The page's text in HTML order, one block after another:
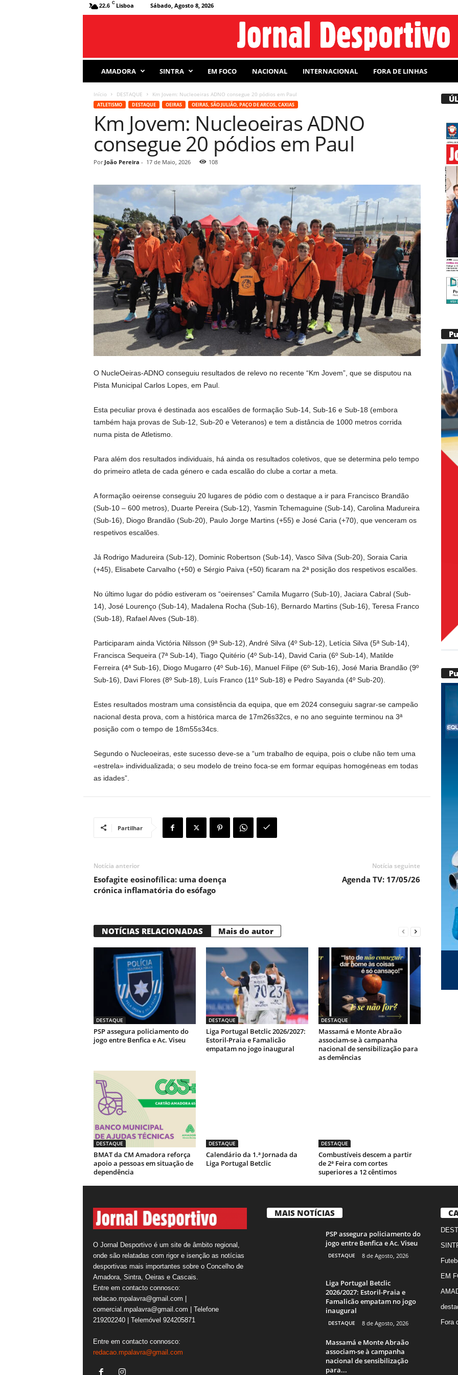
22.6 C Lisboa Sábado, Agosto 8, 2026
r
AMADORA SINTRA EM FOCO NACIONAL INTERNACIONAL FORA DE LINHAS
Início DESTAQUE Km Jovem: Nucleoeiras ADNO consegue 20 pódios em Paul
ATLETISMO DESTAQUE OEIRAS OEIRAS, SÃO JULIÃO, PAÇO DE ARCOS, CAXIAS
Km Jovem: Nucleoeiras ADNO
consegue 20 pódios em Paul
Por João Pereira - 17 de Maio, 2026 108
O NucleOeiras-ADNO conseguiu resultados de relevo no recente “Km Jovem”, que se disputou na
Pista Municipal Carlos Lopes, em Paul.
Esta peculiar prova é destinada aos escalões de formação Sub-14, Sub-16 e Sub-18 (embora
também haja provas de Sub-12, Sub-20 e Veteranos) e tem a distância de 1000 metros corrida
numa pista de Atletismo.
Para além dos resultados individuais, há ainda os resultados coletivos, que se determina pelo tempo
do primeiro atleta de cada género e cada escalão do clube a cortar a meta.
A formação oeirense conseguiu 20 lugares de pódio com o destaque a ir para Francisco Brandão
(Sub-10 – 600 metros), Duarte Pereira (Sub-12), Yasmin Tchemaguine (Sub-14), Carolina Madureira
(Sub-16), Diogo Brandão (Sub-20), Paulo Jorge Martins (+55) e José Caria (+70), que venceram os
respetivos escalões.
Já Rodrigo Madureira (Sub-12), Dominic Robertson (Sub-14), Vasco Silva (Sub-20), Soraia Caria
(+45), Elisabete Carvalho (+50) e Sérgio Paiva (+50) ficaram na 2ª posição dos respetivos escalões.
No último lugar do pódio estiveram os “oeirenses” Camila Mugarro (Sub-10), Jaciara Cabral (Sub-
14), José Lourenço (Sub-14), Madalena Rocha (Sub-16), Bernardo Martins (Sub-16), Teresa Franco
(Sub-18), Rafael Alves (Sub-18).
Participaram ainda Victória Nilsson (9ª Sub-12), André Silva (4º Sub-12), Letícia Silva (5ª Sub-14),
Francisca Sequeira (7ª Sub-14), Tiago Quitério (4º Sub-14), David Caria (6º Sub-14), Matilde
Ferreira (4ª Sub-16), Diogo Mugarro (4º Sub-16), Manuel Filipe (6º Sub-16), José Maria Brandão (9º
Sub-16), Davi Flores (8º Sub-18), Luís Franco (11º Sub-18) e Pedro Sayanda (4º Sub-20).
Estes resultados mostram uma consistência da equipa, que em 2024 conseguiu sagrar-se campeão
nacional desta prova, com a histórica marca de 17m26s32cs, e no ano seguinte terminou na 3ª
posição com o tempo de 18m55s34cs.
Segundo o Nucleoeiras, este sucesso deve-se a “um trabalho de equipa, pois o clube não tem uma
«estrela» individualizada; o seu modelo de treino foca-se em formar equipas homogéneas em todas
as idades”.
Partilhar
Notícia anterior
Esofagite eosinofílica: uma doença
crónica inflamatória do esófago
Notícia seguinte
Agenda TV: 17/05/26
NOTÍCIAS RELACIONADAS Mais do autor
DESTAQUE
PSP assegura policiamento do
jogo entre Benfica e Ac. Viseu
DESTAQUE
Liga Portugal Betclic 2026/2027:
Estoril-Praia e Famalicão
empatam no jogo inaugural
DESTAQUE
Massamá e Monte Abraão
associam-se à campanha
nacional de sensibilização para
as demências
DESTAQUE
BMAT da CM Amadora reforça
apoio a pessoas em situação de
dependência
DESTAQUE
Calendário da 1.ª Jornada da
Liga Portugal Betclic
DESTAQUE
Combustíveis descem a partir
de 2ª Feira com cortes
superiores a 12 cêntimos
O Jornal Desportivo é um site de âmbito regional,
onde são relatadas com rigor e isenção as notícias
desportivas mais importantes sobre o Concelho de
Amadora, Sintra, Oeiras e Cascais.
Entre em contacto connosco:
redacao.mpalavra@gmail.com |
comercial.mpalavra@gmail.com | Telefone
219202240 | Telemóvel 924205871
Entre em contacto connosco:
redacao.mpalavra@gmail.com
MAIS NOTÍCIAS
PSP assegura policiamento do
jogo entre Benfica e Ac. Viseu
DESTAQUE 8 de Agosto, 2026
Liga Portugal Betclic
2026/2027: Estoril-Praia e
Famalicão empatam no jogo
inaugural
DESTAQUE 8 de Agosto, 2026
Massamá e Monte Abraão
associam-se à campanha
nacional de sensibilização
para...
EM
Fora